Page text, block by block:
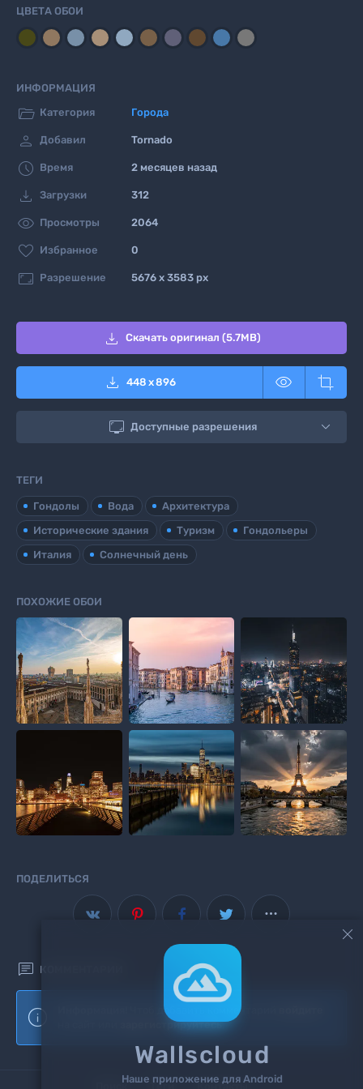
ЦВЕТА ОБОИ
ИНФОРМАЦИЯ
 Категория Города
 Добавил Tornado
 Время 2 месяцев назад
 Загрузки 312
 Просмотры 2064
 Избранное 0
 Разрешение 5676 x 3583 px
 Скачать оригинал (5.7MB)
 448 x896  
 Доступные разрешения
ТЕГИ
Гондолы Вода
Архитектура
Исторические здания
Туризм
Гондольеры
Италия
Солнечный день
ПОХОЖИЕ ОБОИ
ПОДЕЛИТЬСЯ

 КОММЕНТАРИИ
Чтоб добавить комментарий
зарегистрируйтесь.
Поиск Теги Контакты
Wallscloud
Наше приложение для Android